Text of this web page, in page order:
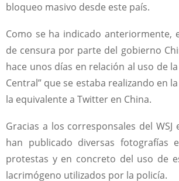
bloqueo masivo desde este país.
Como se ha indicado anteriormente,
de censura por parte del gobierno
hace unos días en relación al uso de
Central” que se estaba realizando en
la equivalente a Twitter en China.
Gracias a los corresponsales del WSJ
han publicado diversas fotografías
protestas y en concreto del uso de
lacrimógeno utilizados por la policía.